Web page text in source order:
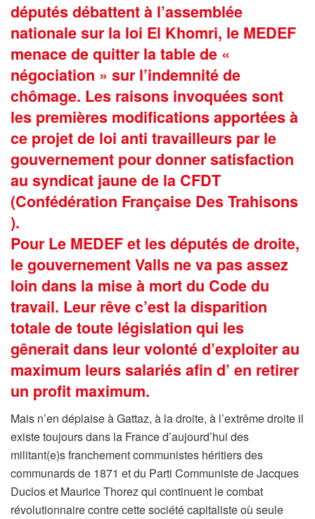
députés débattent à l’assemblée
nationale sur la loi El Khomri, le MEDEF
menace de quitter la table de «
négociation » sur l’indemnité de
chômage. Les raisons invoquées sont
les premières modifications apportées à
ce projet de loi anti travailleurs par le
gouvernement pour donner satisfaction
au syndicat jaune de la CFDT
(Confédération Française Des Trahisons
).
Pour Le MEDEF et les députés de droite,
le gouvernement Valls ne va pas assez
loin dans la mise à mort du Code du
travail. Leur rêve c’est la disparition
totale de toute législation qui les
gênerait dans leur volonté d’exploiter au
maximum leurs salariés afin d’ en retirer
un profit maximum.
Mais n’en déplaise à Gattaz, à la droite, à l’extrême droite il
existe toujours dans la France d’aujourd’hui des
militant(e)s franchement communistes héritiers des
communards de 1871 et du Parti Communiste de Jacques
Duclos et Maurice Thorez qui continuent le combat
révolutionnaire contre cette société capitaliste où seule